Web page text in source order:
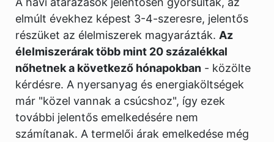
elmúlt évekhez képest 3-4-szeresre, jelentős
részüket az élelmiszerek magyarázták. Az
élelmiszerárak több mint 20 százalékkal
nőhetnek a következő hónapokban - közölte
kérdésre. A nyersanyag és energiaköltségek
már "közel vannak a csúcshoz", így ezek
további jelentős emelkedésére nem
számítanak. A termelői árak emelkedése még